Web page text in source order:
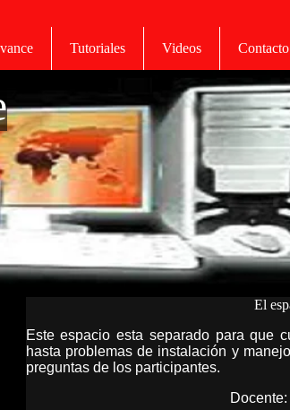
Tutoriales Videos Contacto
El
Este espacio esta separado para que
hasta problemas de instalación y
preguntas de los participantes.